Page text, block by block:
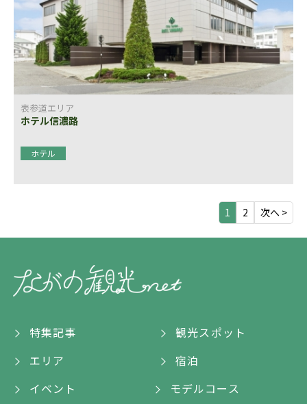
表参道エリア
ホテル信濃路
ホテル
1 2 次へ >
特集記事
観光スポット
エリア
宿泊
イベント
モデルコース